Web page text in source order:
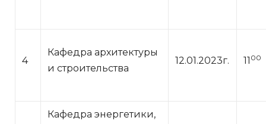
4
Кафедра архитектуры
и строительства
12.01.2023г. 11 00
Кафедра энергетики,